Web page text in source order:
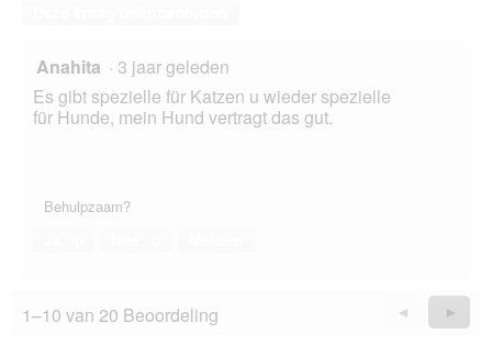
Anahita · 3 jaar geleden
Es gibt spezielle für Katzen u wieder spezielle
für Hunde, mein Hund vertragt das gut.
Behulpzaam?
1–10 van 20 Beoordeling
Vorige
Questions
◄ ►